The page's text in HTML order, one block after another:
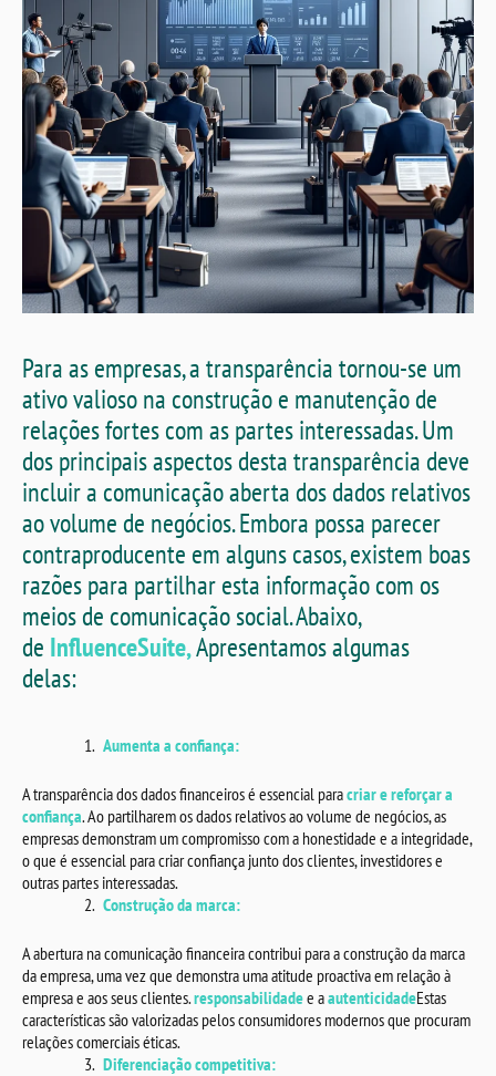
Para as empresas, a transparência tornou-se um
ativo valioso na construção e manutenção de
relações fortes com as partes interessadas. Um
dos principais aspectos desta transparência deve
incluir a comunicação aberta dos dados relativos
ao volume de negócios. Embora possa parecer
contraproducente em alguns casos, existem boas
razões para partilhar esta informação com os
meios de comunicação social. Abaixo,
de InfluenceSuite,Apresentamos algumas
delas:
Aumenta a confiança:
A transparência dos dados financeiros é essencial paracriar e reforçar a
confiança. Ao partilharem os dados relativos ao volume de negócios, as
empresas demonstram um compromisso com a honestidade e a integridade,
o que é essencial para criar confiança junto dos clientes, investidores e
outras partes interessadas.
Construção da marca:
A abertura na comunicação financeira contribui para a construção da marca
da empresa, uma vez que demonstra uma atitude proactiva em relação à
empresa e aos seus clientes.responsabilidadee aautenticidadeEstas
características são valorizadas pelos consumidores modernos que procuram
relações comerciais éticas.
Diferenciação competitiva: